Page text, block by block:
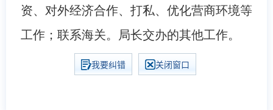
资、对外经济合作、打私、优化营商环境等
工作；联系海关。局长交办的其他工作。
我要纠错 关闭窗口